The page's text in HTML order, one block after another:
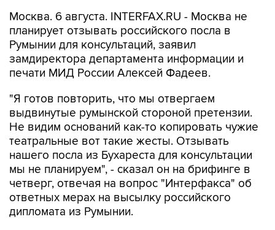
Москва. 6 августа. INTERFAX.RU - Москва не
планирует отзывать российского посла в
Румынии для консультаций, заявил
замдиректора департамента информации и
печати МИД России Алексей Фадеев.
"Я готов повторить, что мы отвергаем
выдвинутые румынской стороной претензии.
Не видим оснований как-то копировать чужие
театральные вот такие жесты. Отзывать
нашего посла из Бухареста для консультации
мы не планируем", - сказал он на брифинге в
четверг, отвечая на вопрос "Интерфакса" об
ответных мерах на высылку российского
дипломата из Румынии.